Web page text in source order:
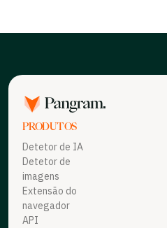
PRODUTOS
Detetor de IA
Detetor de
imagens
Extensão do
navegador
API